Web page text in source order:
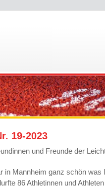
19-2023
und Freunde der
in Mannheim ganz schön was
86 Athletinnen und